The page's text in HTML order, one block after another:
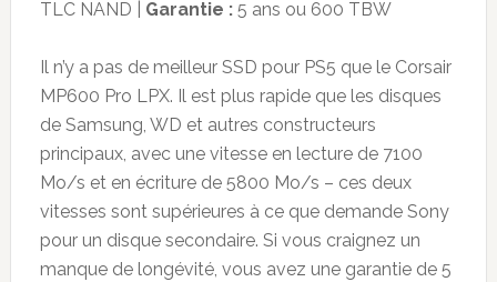
TLC NAND | Garantie :5 ans ou 600 TBW
Il n’y a pas de meilleur SSD pour PS5 que le Corsair
MP600 Pro LPX. Il est plus rapide que les disques
de Samsung, WD et autres constructeurs
principaux, avec une vitesse en lecture de 7100
Mo/s et en écriture de 5800 Mo/s – ces deux
vitesses sont supérieures à ce que demande Sony
pour un disque secondaire. Si vous craignez un
manque de longévité, vous avez une garantie de 5